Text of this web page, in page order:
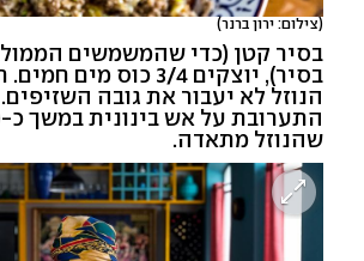
(צילום: ירון ברנר)
בסיר קטן (כדי שהמשמשים
בסיר), יוצקים 3/4 כוס
הנוזל לא יעבור את גובה
שהנוזל מתאדה.